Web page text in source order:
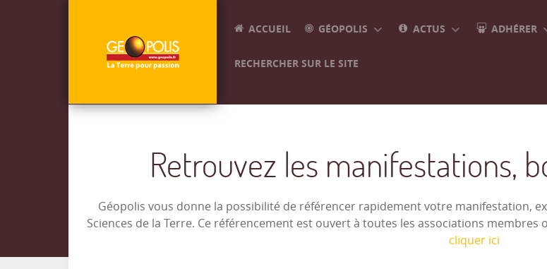
ACCUEIL GÉOPOLIS ACTUS ADHÉRER
RECHERCHER SUR LE SITE
Retrouvez les manifestations,
Géopolis vous donne la possibilité de référencer rapidement votre manifestation,
Sciences de la Terre. Ce référencement est ouvert à toutes les associations
cliquer ici